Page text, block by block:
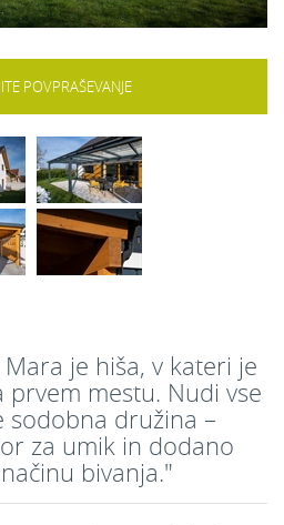
POVPRAŠEVANJE
je hiša, v kateri je
mestu. Nudi vse
sodobna družina –
za umik in dodano
bivanja."